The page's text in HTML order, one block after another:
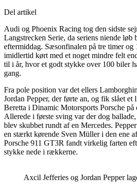
Del artikel
Audi og Phoenix Racing tog den sidste
Langstrecken Serie, da seriens niende løb
eftermiddag. Sæsonfinalen på tre timer og
imidlertid kørt med et noget mindre felt
til i år, hvor et godt stykke over 100 biler
gang.
Fra pole position var det ellers
Jordan Pepper, der førte an, og fik slået
Beretta i Dinamic Motorsports Porsche på
Allerede i første sving var der dog
blev skubbet rundt af en Mercedes.
en stærkt kørende Sven Müller i den ene
Porsche 911 GT3R fandt virkelig farten
stykke nede i rækkerne.
Axcil Jefferies og Jordan Pepper